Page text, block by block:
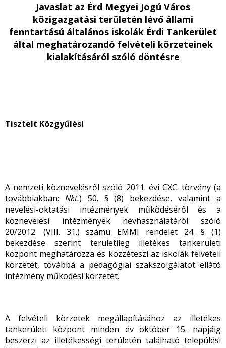
Javaslat az Érd Megyei Jogú Város
közigazgatási területén lévő állami
fenntartású általános iskolák Érdi Tankerület
által meghatározandó felvételi körzeteinek
kialakításáról szóló döntésre
Tisztelt Közgyűlés!
A nemzeti köznevelésről szóló 2011. évi CXC. törvény (a
továbbiakban: Nkt.) 50. § (8) bekezdése, valamint a
nevelési-oktatási intézmények működéséről és a
köznevelési intézmények névhasználatáról szóló
20/2012. (VIII. 31.) számú EMMI rendelet 24. § (1)
bekezdése szerint területileg illetékes tankerületi
központ meghatározza és közzéteszi az iskolák felvételi
körzetét, továbbá a pedagógiai szakszolgálatot ellátó
intézmény működési körzetét.
A felvételi körzetek megállapításához az illetékes
tankerületi központ minden év október 15. napjáig
beszerzi az illetékességi területén található települési